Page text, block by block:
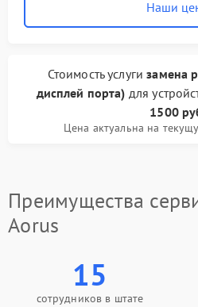
Наши
Стоимость услугизамена
дисплей порта) для
1500
Цена актуальна на
Преимущества
Aorus
15
сотрудников в штате